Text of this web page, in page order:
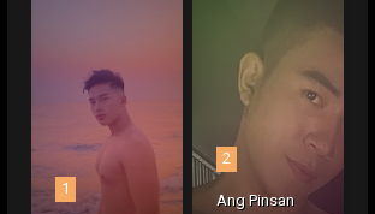
1
2
Ang Pinsan